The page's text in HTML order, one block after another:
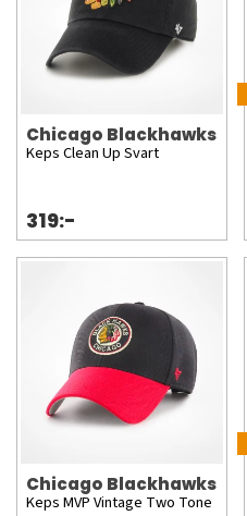
Chicago Blackhawks
Keps Clean Up Svart
319:-
Chicago Blackhawks
Keps MVP Vintage Two Tone